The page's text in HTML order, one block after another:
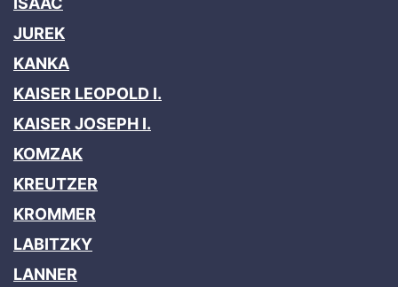
JUREK
KANKA
KAISER LEOPOLD I.
KAISER JOSEPH I.
KOMZAK
KREUTZER
KROMMER
LABITZKY
LANNER